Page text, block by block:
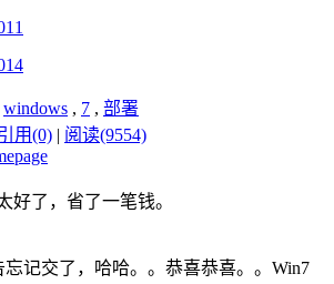
windows , 7 , 部署
用(0) | 阅读(9554)
好了，省了一笔钱。
记交了，哈哈。。恭喜恭喜。。Win7